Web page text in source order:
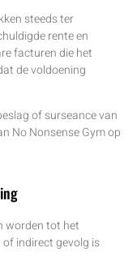
steeds ter
rente en
facturen die het
de voldoening
of surseance van
No Nonsense Gym op
worden tot het
of indirect gevolg is